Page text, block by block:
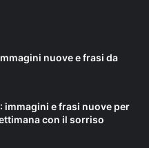
nuove e frasi da
immagini e frasi nuove per
con il sorriso